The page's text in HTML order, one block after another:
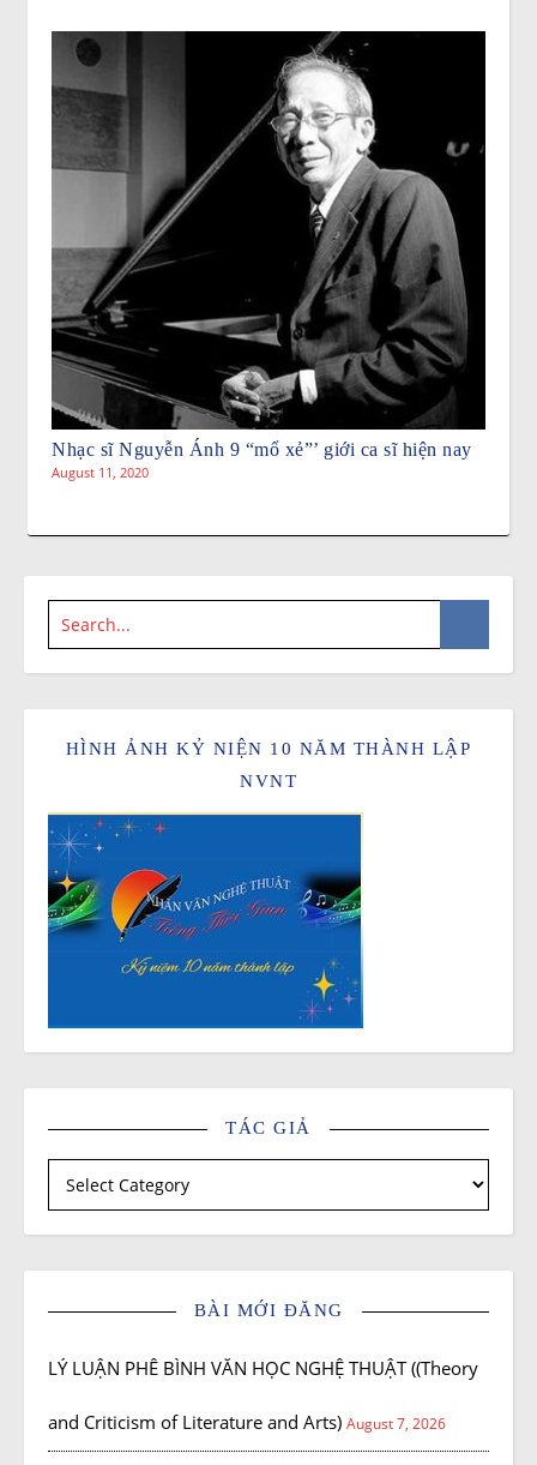
Nhạc sĩ Nguyễn Ánh 9 “mổ xẻ”’ giới ca sĩ hiện nay
August 11, 2020
HÌNH ẢNH KỶ NIỆN 10 NĂM THÀNH LẬP
NVNT
TÁC GIẢ
Tác giả
BÀI MỚI ĐĂNG
LÝ LUẬN PHÊ BÌNH VĂN HỌC NGHỆ THUẬT ((Theory
and Criticism of Literature and Arts) August 7, 2026